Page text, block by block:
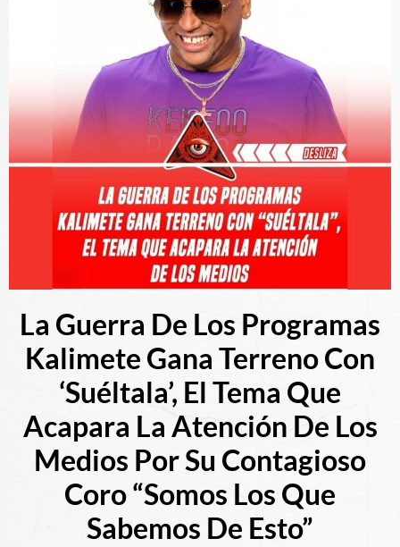
La Guerra De Los Programas
Kalimete Gana Terreno Con
‘Suéltala’, El Tema Que
Acapara La Atención De Los
Medios Por Su Contagioso
Coro “Somos Los Que
Sabemos De Esto”